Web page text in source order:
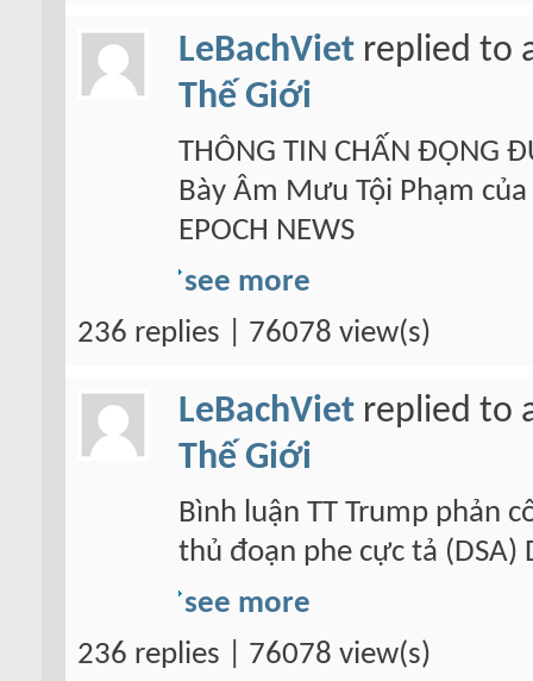
LeBachViet replied to
Thế Giới
THÔNG TIN CHẤN ĐỘNG
Bày Âm Mưu Tội Phạm
EPOCH NEWS
see more
236 replies | 76078 view(s)
LeBachViet replied to
Thế Giới
Bình luận TT Trump phản
thủ đoạn phe cực tả (DSA)
see more
236 replies | 76078 view(s)